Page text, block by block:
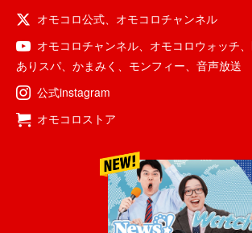
オモコロ公式、 オモコロチャンネル
オモコロチャンネル、 オモコロウォッチ、
ありスパ、 かまみく 、 モンフィー、 音声放送
公式instagram
オモコロストア